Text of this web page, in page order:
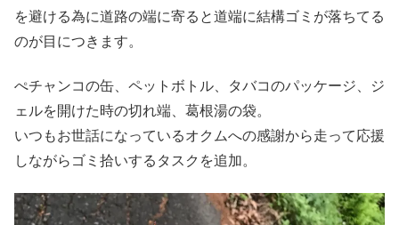
を避ける為に道路の端に寄ると道端に結構ゴミが落ちてる
のが目につきます。
ぺチャンコの缶、ペットボトル、タバコのパッケージ、ジ
ェルを開けた時の切れ端、葛根湯の袋。
いつもお世話になっているオクムへの感謝から走って応援
しながらゴミ拾いするタスクを追加。